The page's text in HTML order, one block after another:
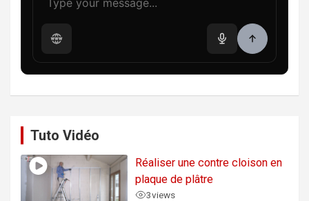
Tuto Vidéo
Réaliser une contre cloison en
plaque de plâtre
3views